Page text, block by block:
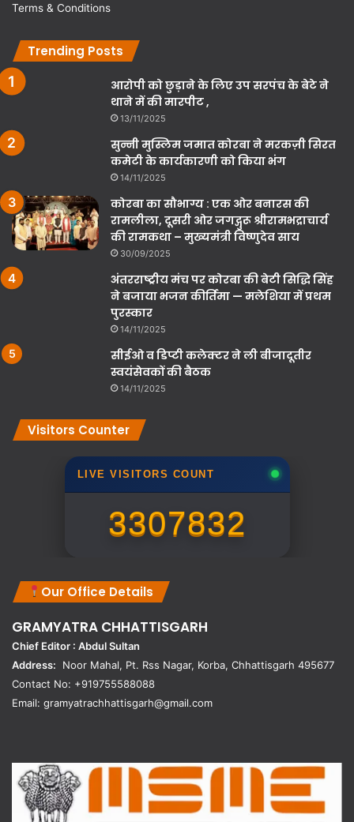
Terms & Conditions
Trending Posts
आरोपी को छुड़ाने के लिए उप सरपंच के बेटे ने
थाने में की मारपीट ,
13/11/2025
सुन्नी मुस्लिम जमात कोरबा ने मरकज़ी सिरत
कमेटी के कार्यकारणी को किया भंग
14/11/2025
कोरबा का सौभाग्य : एक ओर बनारस की
रामलीला, दूसरी ओर जगद्गुरू श्रीरामभद्राचार्य
की रामकथा – मुख्यमंत्री विष्णुदेव साय
30/09/2025
अंतरराष्ट्रीय मंच पर कोरबा की बेटी सिद्धि सिंह
ने बजाया भजन कीर्तिमा — मलेशिया में प्रथम
पुरस्कार
14/11/2025
सीईओ व डिप्टी कलेक्टर ने ली बीजादूतीर
स्वयंसेवकों की बैठक
14/11/2025
Visitors Counter
LIVE VISITORS COUNT
3307832
Our Office Details
GRAMYATRA CHHATTISGARH
Chief Editor : Abdul Sultan
Address: Noor Mahal, Pt. Rss Nagar, Korba, Chhattisgarh 495677
Contact No: +919755588088
Email: gramyatrachhattisgarh@gmail.com